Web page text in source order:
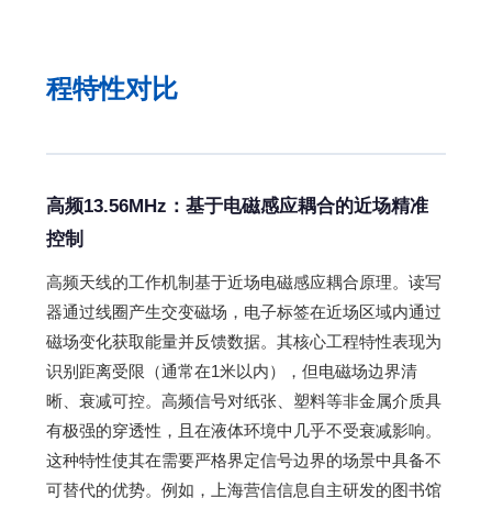
程特性对比
高频13.56MHz：基于电磁感应耦合的近场精准
控制
高频天线的工作机制基于近场电磁感应耦合原理。读写
器通过线圈产生交变磁场，电子标签在近场区域内通过
磁场变化获取能量并反馈数据。其核心工程特性表现为
识别距离受限（通常在1米以内），但电磁场边界清
晰、衰减可控。高频信号对纸张、塑料等非金属介质具
有极强的穿透性，且在液体环境中几乎不受衰减影响。
这种特性使其在需要严格界定信号边界的场景中具备不
可替代的优势。例如，上海营信信息自主研发的图书馆